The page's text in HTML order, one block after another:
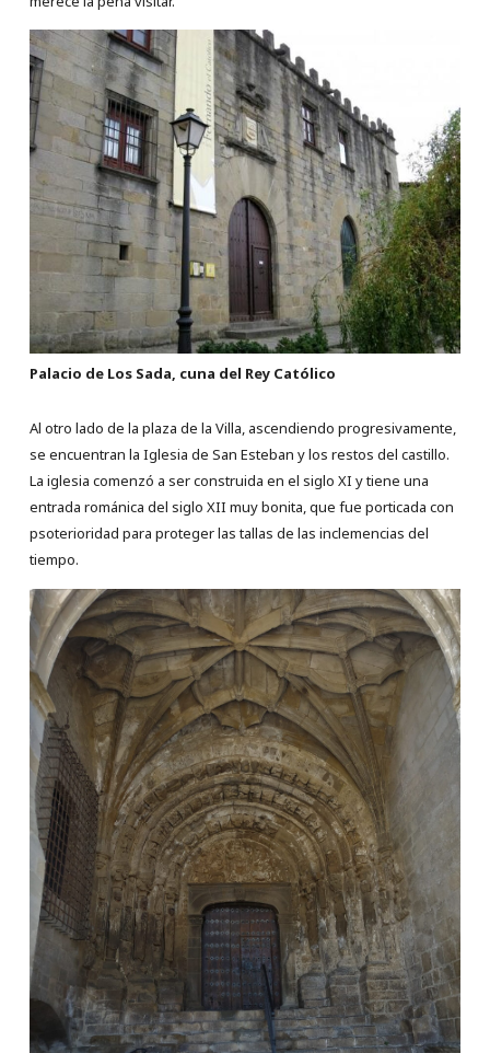
Palacio de Los Sada, cuna del Rey Católico
Al otro lado de la plaza de la Villa, ascendiendo progresivamente,
se encuentran la Iglesia de San Esteban y los restos del castillo.
La iglesia comenzó a ser construida en el siglo XI y tiene una
entrada románica del siglo XII muy bonita, que fue porticada con
psoterioridad para proteger las tallas de las inclemencias del
tiempo.